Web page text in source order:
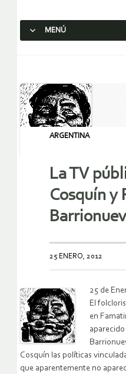
MENÚ
ARGENTINA
La TV
Cosquín y
25 ENERO, 2012
25 de
El
en
aparecido
Cosquín las políticas
que aparentemente no